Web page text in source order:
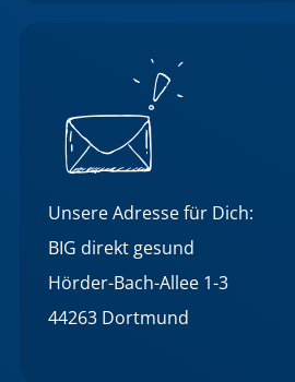
Unsere Adresse für Dich:
BIG direkt gesund
Hörder-Bach-Allee 1-3
44263 Dortmund